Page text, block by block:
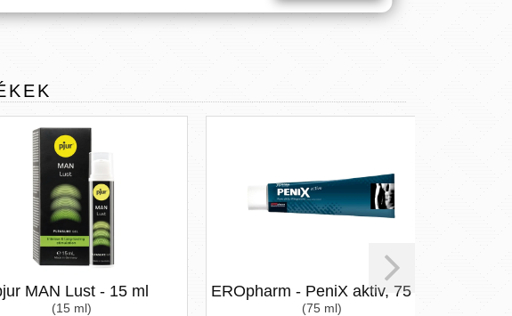
Lust - 15 ml
(15 ml)
EROpharm - PeniX aktiv, 75 ml
(75 ml)